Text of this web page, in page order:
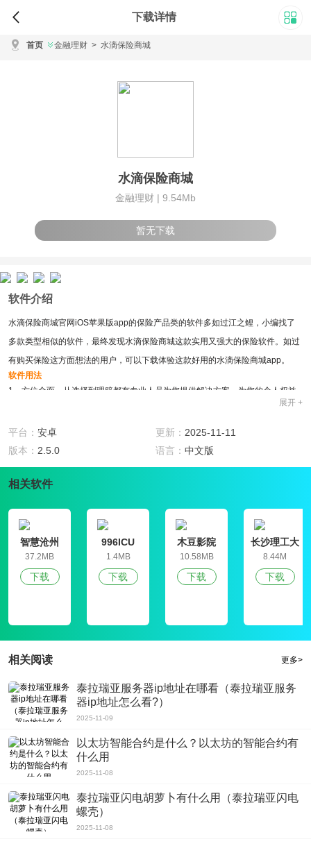
下载详情
首页 金融理财 > 水滴保险商城
水滴保险商城
金融理财 | 9.54Mb
暂无下载
软件介绍
水滴保险商城官网iOS苹果版app的保险产品类的软件多如过江之鲤，小编找了
多款类型相似的软件，最终发现水滴保险商城这款实用又强大的保险软件。如过
有购买保险这方面想法的用户，可以下载体验这款好用的水滴保险商城app。
软件用法
1、方位全面，从选择到理赔都有专业人员为您提供解决方案，为您的个人权益
2、水滴保险商城官网iOS苹果版app的页面更清晰，方便用户更家便利的实用这
款软件。
3、保险严选，没有多余的保险产品，这里为用户提供的最实用最合适的产品。
软件特色
均有一套自己的保险产品，用户可在年龄分类中自行选择合适自己保险产品。
验买卖自由，极速理赔。
3、专属顾问，不懂的地方可以随时咨询您的水滴保险商城官网iOS苹果版app的
水滴保险商城官网iOS苹果版app是一款专业的保险软件，用户可在这里选择购
买适合自己的保险产品，也能浏览各类保险产品信息。该产品有着实力强大的后
台管理，同时还与国内60多家保险公司进行合作，旨在为用户提供中内更多更合
展开 +
平台： 安卓 更新： 2025-11-11
版本： 2.5.0 语言： 中文版
相关软件
智慧沧州
37.2MB
下载
996ICU
1.4MB
下载
木豆影院
10.58MB
下载
长沙理工大
学就业信息
网学生信息
管理平台
8.44M
下载
相关阅读 更多>
泰拉瑞亚服务器ip地址在哪看（泰拉瑞亚服务
器ip地址怎么看?）
2025-11-09
以太坊智能合约是什么？以太坊的智能合约有
什么用
2025-11-08
泰拉瑞亚闪电胡萝卜有什么用（泰拉瑞亚闪电
螺壳）
2025-11-08